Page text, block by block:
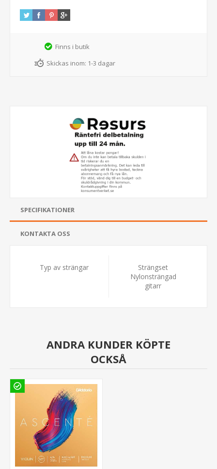
Finns i butik
Skickas inom: 1-3 dagar
SPECIFIKATIONER
KONTAKTA OSS
Typ av strängar
Strängset
Nylonsträngad
gitarr
ANDRA KUNDER KÖPTE
OCKSÅ